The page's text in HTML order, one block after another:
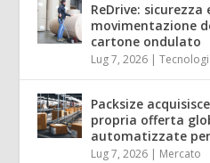
ReDrive:
movimentazione
cartone ondulato
Lug 7, 2026 |
Packsize
propria offerta
automatizzate
Lug 7, 2026 Mercato